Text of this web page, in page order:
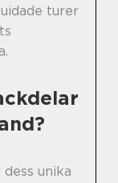
turer
unika